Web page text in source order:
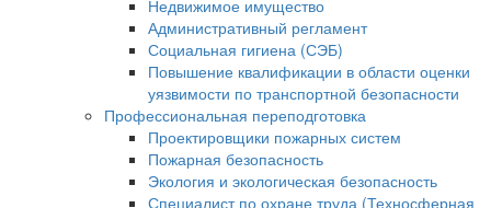
Недвижимое имущество
Административный регламент
Социальная гигиена (СЭБ)
Повышение квалификации в области оценки
уязвимости по транспортной безопасности
Профессиональная переподготовка
Проектировщики пожарных систем
Пожарная безопасность
Экология и экологическая безопасность
Специалист по охране труда (Техносферная